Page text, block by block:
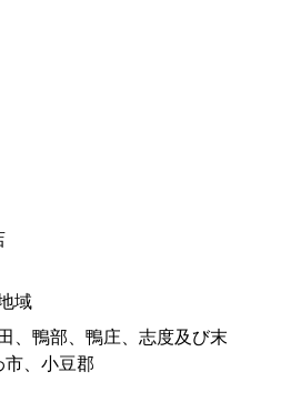
域
、鴨部、鴨庄、志度及び末
市、小豆郡